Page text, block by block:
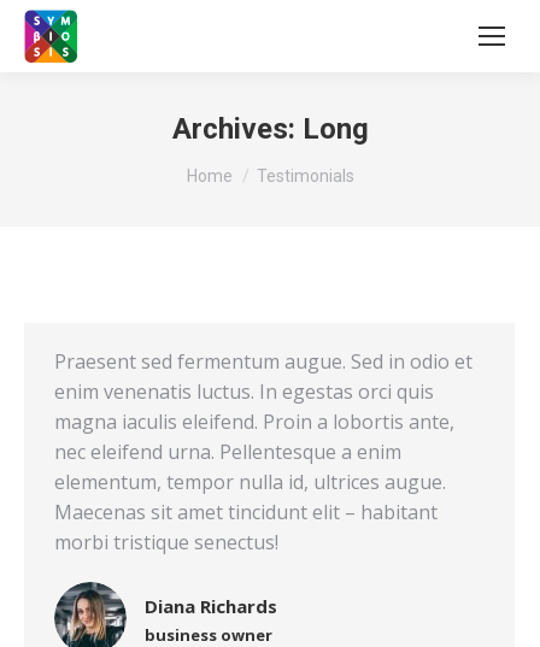
Archives: Long
You are here:
Home Testimonials
Praesent sed fermentum augue. Sed in odio et
enim venenatis luctus. In egestas orci quis
magna iaculis eleifend. Proin a lobortis ante,
nec eleifend urna. Pellentesque a enim
elementum, tempor nulla id, ultrices augue.
Maecenas sit amet tincidunt elit – habitant
morbi tristique senectus!
Diana Richards
business owner